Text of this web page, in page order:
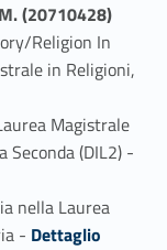
(20710428)
Religion In
in Religioni,
Magistrale
Seconda (DIL2) -
nella Laurea
- Link identifier #identifier_person_80882-3
Dettaglio